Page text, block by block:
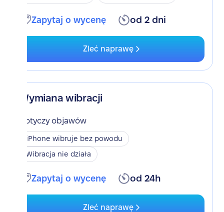
Zapytaj o wycenę od 2 dni
Zleć naprawę
Wymiana wibracji
Dotyczy objawów
iPhone wibruje bez powodu
Wibracja nie działa
Zapytaj o wycenę od 24h
Zleć naprawę